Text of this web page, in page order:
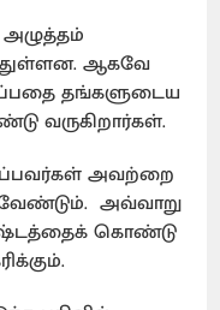
ஆகவே
தங்களுடைய
வருகிறார்கள்.
அவற்றை
வேண்டும். அவ்வாறு
கொண்டு